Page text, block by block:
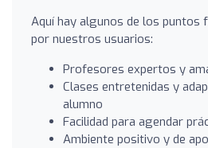
Aquí hay algunos de los puntos
por nuestros usuarios:
Profesores expertos y
Clases entretenidas y
alumno
Facilidad para agendar
Ambiente positivo y de